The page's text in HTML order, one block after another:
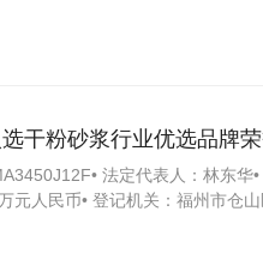
干粉砂浆行业优选品牌
法定代表人：林东华
元人民币• 登记机关：福州市仓